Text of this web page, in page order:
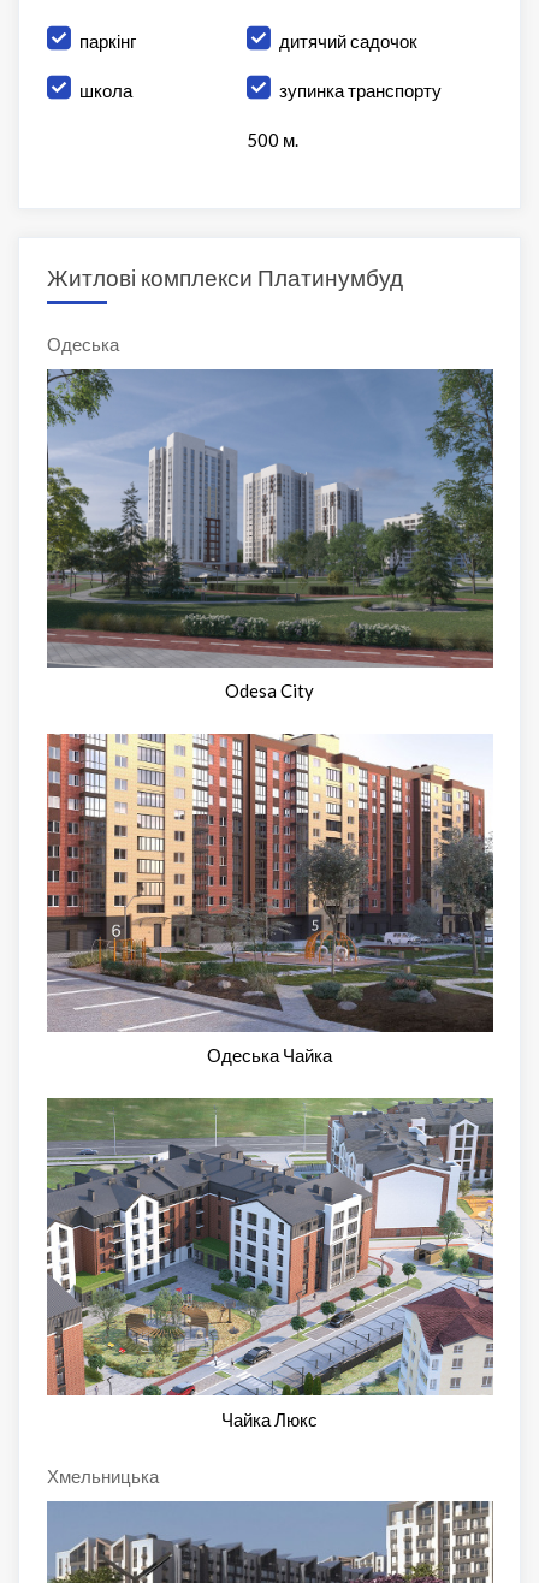
паркінг дитячий садочок
школа зупинка транспорту
500 м.
Житлові комплекси Платинумбуд
Одеська
Odesa City
Одеська Чайка
Чайка Люкс
Хмельницька